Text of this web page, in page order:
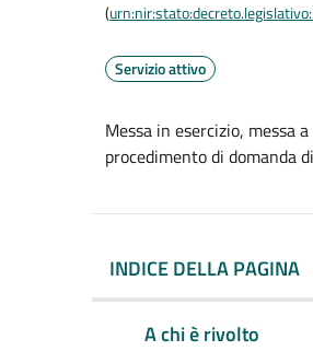
(
Servizio attivo
Messa in esercizio, messa
procedimento di domanda
INDICE DELLA PAGINA
A chi è rivolto